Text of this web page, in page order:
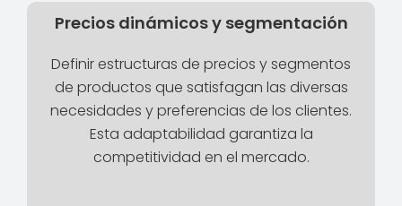
Precios dinámicos y segmentación
Definir estructuras de precios y segmentos
de productos que satisfagan las diversas
necesidades y preferencias de los clientes.
Esta adaptabilidad garantiza la
competitividad en el mercado.